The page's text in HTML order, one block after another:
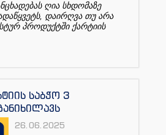
ღია სხდომაზე
, დაირღვა თუ არა
პროდუქტში ქარტიის
საბჭო 3
26.06.2025